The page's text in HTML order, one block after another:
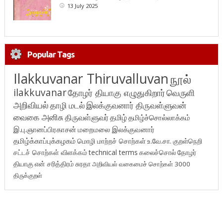
13 July 2025
Popular Tags
Ilakkuvanar Thiruvalluvanநூல்
ilakkuvanarதோழர் தியாகு எழுதுகிறார்வெருளி
அறிவியல்தாழி மடல்இலக்குவனார் திருவள்ளுவன்
வைகை அனிசுதிருவள்ளுவர்தமிழ்தமிழ்ச்சொல்லாக்கம்
இ.பு.ஞானப்பிரகாசன் மறைமலை இலக்குவனார்
தமிழ்க்காப்புக்கழகம் மொழி மாற்றச் சொற்கள்உ.வே.சா. குறள்நெறி
சட்டச் சொற்கள் விளக்கம்technical terms கலைச்சொல்தோழர்
தியாகுஎன் சரித்திரம்சுரதாஅறிவியல் வகைமைச் சொற்கள் 3000
திருக்குறள்